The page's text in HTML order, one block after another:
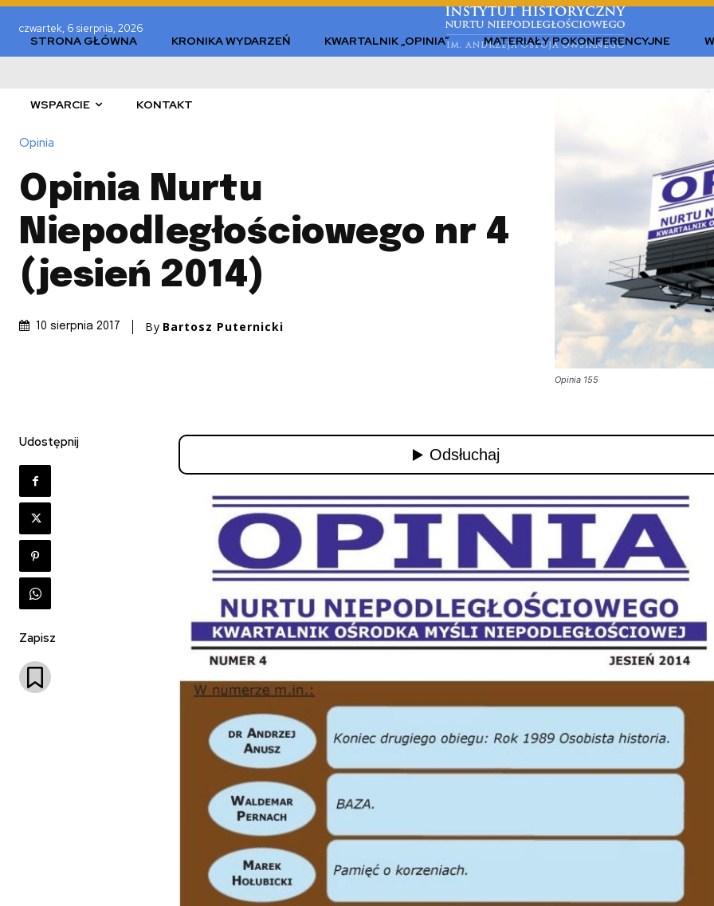
czwartek, 6 sierpnia, 2026
STRONA GŁÓWNA KRONIKA WYDARZEŃ KWARTALNIK „OPINIA” MATERIAŁY POKONFERENCYJNE
WSPARCIE KONTAKT
Opinia
Opinia Nurtu
Niepodległościowego nr 4
(jesień 2014)
10 sierpnia 2017 By Bartosz Puternicki
Opinia 155
Udostępnij
Zapisz